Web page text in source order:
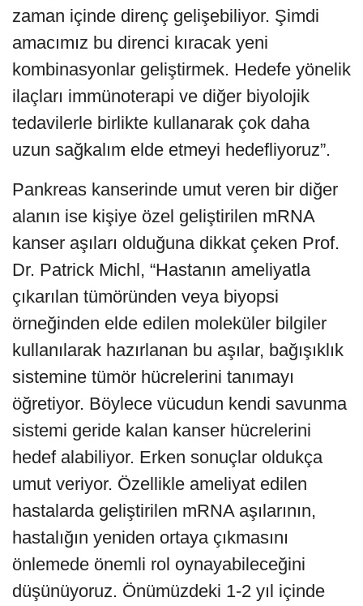
zaman içinde direnç gelişebiliyor. Şimdi
amacımız bu direnci kıracak yeni
kombinasyonlar geliştirmek. Hedefe yönelik
ilaçları immünoterapi ve diğer biyolojik
tedavilerle birlikte kullanarak çok daha
uzun sağkalım elde etmeyi hedefliyoruz”.
Pankreas kanserinde umut veren bir diğer
alanın ise kişiye özel geliştirilen mRNA
kanser aşıları olduğuna dikkat çeken Prof.
Dr. Patrick Michl, “Hastanın ameliyatla
çıkarılan tümöründen veya biyopsi
örneğinden elde edilen moleküler bilgiler
kullanılarak hazırlanan bu aşılar, bağışıklık
sistemine tümör hücrelerini tanımayı
öğretiyor. Böylece vücudun kendi savunma
sistemi geride kalan kanser hücrelerini
hedef alabiliyor. Erken sonuçlar oldukça
umut veriyor. Özellikle ameliyat edilen
hastalarda geliştirilen mRNA aşılarının,
hastalığın yeniden ortaya çıkmasını
önlemede önemli rol oynayabileceğini
düşünüyoruz. Önümüzdeki 1-2 yıl içinde